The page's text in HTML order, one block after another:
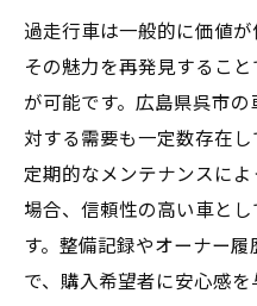
過走行車は一般的に価値が
その魅力を再発見するこ
が可能です。広島県呉市
対する需要も一定数存在し
定期的なメンテナンスに
場合、信頼性の高い車と
す。整備記録やオーナー
で、購入希望者に安心感